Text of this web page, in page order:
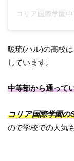
暖琉(ハル)の高校
しています。
中等部から通って
コリア国際学園の
ので学校での人気